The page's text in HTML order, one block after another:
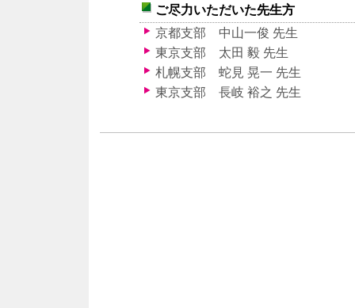
ご尽力いただいた先生方
京都支部 中山一俊 先生
東京支部 太田 毅 先生
札幌支部 蛇見 晃一 先生
東京支部 長岐 裕之 先生